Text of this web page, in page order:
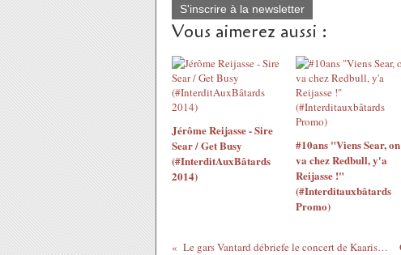
S'inscrire à la newsletter
Vous aimerez aussi :
Jérôme Reijasse - Sire
Sear / Get Busy
(#InterditAuxBâtards
2014)
#10ans "Viens Sear, on
va chez Redbull, y'a
Reijasse !"
(#Interditauxbâtards
Promo)
Le gars Vantard débriefe le concert de Kaaris au Bataclan